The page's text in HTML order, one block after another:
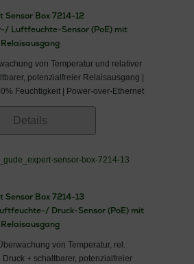
Sensor Box 7214-12
Luftfeuchte-Sensor (PoE) mit
Relaisausgang
von Temperatur und relativer
potenzialfreier Relaisausgang |
Feuchtigkeit | Power-over-Ethernet
Details
Sensor Box 7214-13
Druck-Sensor (PoE) mit
Relaisausgang
von Temperatur, rel.
Druck + schaltbarer, potenzialfreier